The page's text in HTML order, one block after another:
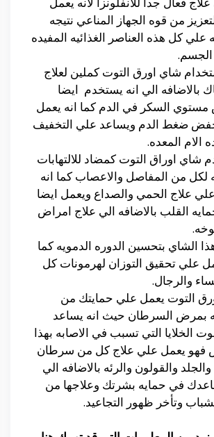
من قوه الجهاز المناعي نتيجه
علي كل هذه العناصر الغذائيه المفيده
شاي اورق التوت كملين لعلاج
بالاضافه الي انه يستخدم ايضا
السكر في الدم كما انه يعمل
ضغط الدم ويساعد علي التخفيف
الام المعده.
شاي اوراق التوت كمضاد للالتهابات
لكل من المفاصل والاعصاب كما انه
علاج الحمي والصداع ويعمل ايضا
القلب بالاضافه الي علاج امراض
الشاي بتحسين الدوره الدمويه كما
علي تحقيق التوزان لهرمونات كل
والرجال.
التوت يعمل علي حمايتك من
بمرض السرطان حيث انه يساعد
الخلايا التي تسبب في الاصابه بهذا
فهو يعمل علي علاج كل من سرطان
والقولون والرئه بالاضافه الي
في حمايه بشرتك وعلاجها من
وتأخر ظهور التجاعيد.